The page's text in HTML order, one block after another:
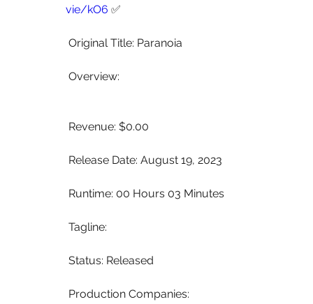
vie/kO6 ✅
Original Title: Paranoia
Overview:
Revenue: $0.00
Release Date: August 19, 2023
Runtime: 00 Hours 03 Minutes
Tagline:
Status: Released
Production Companies: